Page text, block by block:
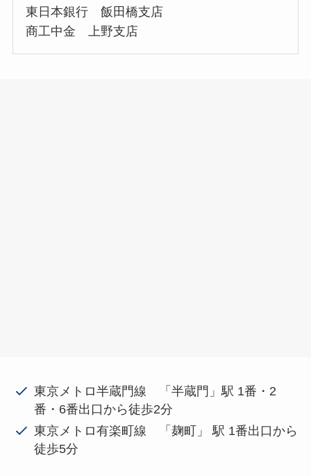
東日本銀行 飯田橋支店
商工中金 上野支店
東京メトロ半蔵門線 「半蔵門」駅 1番・2
番・6番出口から徒歩2分
東京メトロ有楽町線 「麹町」 駅 1番出口から
徒歩5分